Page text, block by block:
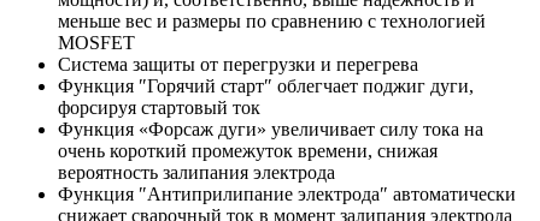
меньше вес и размеры по сравнению с технологией
MOSFET
Система защиты от перегрузки и перегрева
Функция ″Горячий старт″ облегчает поджиг дуги,
форсируя стартовый ток
Функция «Форсаж дуги» увеличивает силу тока на
очень короткий промежуток времени, снижая
вероятность залипания электрода
Функция ″Антиприлипание электрода″ автоматически
снижает сварочный ток в момент залипания электрода